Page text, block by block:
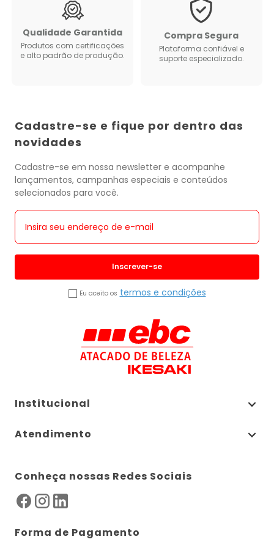
Qualidade Garantida
Produtos com certificações
e alto padrão de produção.
Compra Segura
Plataforma confiável e
suporte especializado.
Cadastre-se e fique por dentro das
novidades
Cadastre-se em nossa newsletter e acompanhe
lançamentos, campanhas especiais e conteúdos
selecionados para você.
Inscrever-se
Eu aceito os termos e condições
Institucional
Atendimento
Conheça nossas Redes Sociais
Forma de Pagamento